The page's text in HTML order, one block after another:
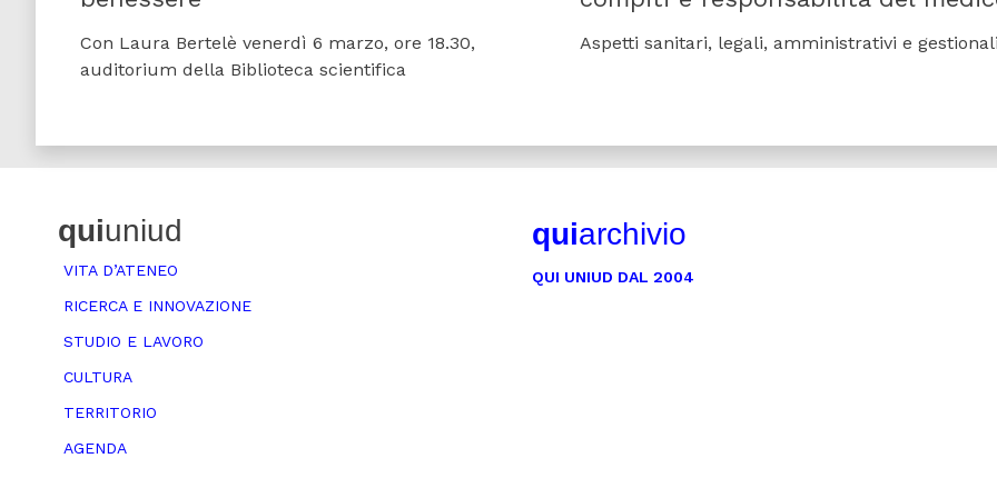
Con Laura Bertelè venerdì 6 marzo, ore 18.30,
auditorium della Biblioteca scientifica
Aspetti sanitari, legali, amministrativi e
quiuniud
VITA D’ATENEO
RICERCA E INNOVAZIONE
STUDIO E LAVORO
CULTURA
TERRITORIO
AGENDA
quiarchivio
QUI UNIUD DAL 2004